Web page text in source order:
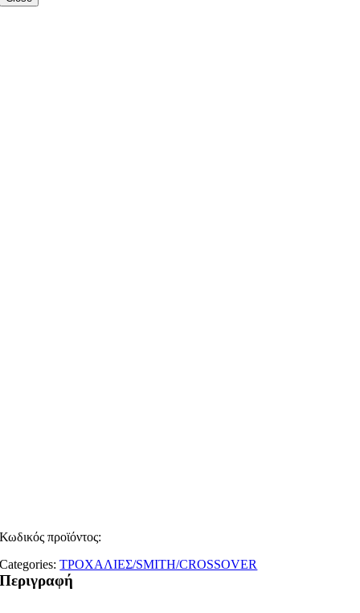
Κωδικός προϊόντος:
Categories:ΤΡΟΧΑΛΙΕΣ/SMITH/CROSSOVER
Περιγραφή